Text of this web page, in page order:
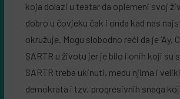
koja dolazi u teatar da oplemeni svoj
dobro u čovjeku čak i onda kad nas
okružuje. Mogu slobodno reći da je ‘Ay,
SARTR u životu jer je bilo i onih koji su
SARTR treba ukinuti, medu njima i
demokrata i tzv. progresivnih snaga